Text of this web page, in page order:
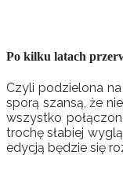
Po kilku latach
Czyli podzielona
sporą szansą, że
wszystko
trochę słabiej
edycją będzie się